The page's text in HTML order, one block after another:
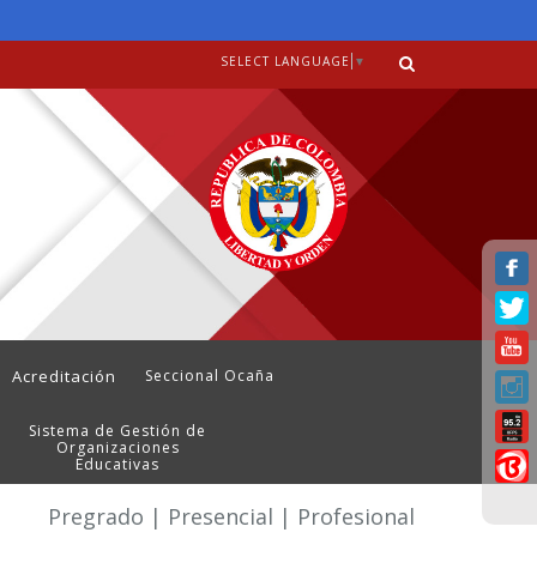
SELECT LANGUAGE ▼
Acreditación Seccional Ocaña
Sistema de Gestión de
Organizaciones
Educativas
Pregrado | Presencial | Profesional